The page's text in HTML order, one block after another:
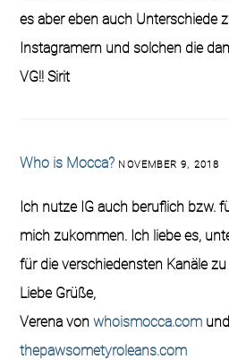
es aber eben auch Unterschiede
Instagramern und solchen die
VG!! Sirit
Who is Mocca? NOVEMBER 9, 2018
Ich nutze IG auch beruflich bzw.
mich zukommen. Ich liebe es,
für die verschiedensten Kanäle
Liebe Grüße,
Verena vonwhoismocca.com und
thepawsometyroleans.com